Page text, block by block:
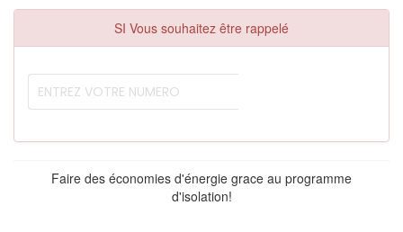
SI Vous souhaitez être rappelé
Faire des économies d'énergie grace au programme
d'isolation!